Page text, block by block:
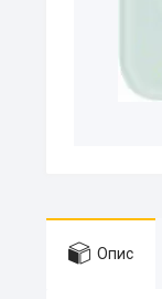
Опис